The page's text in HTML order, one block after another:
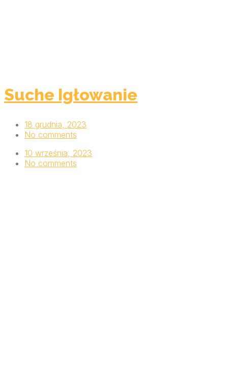
Suche Igłowanie
18 grudnia, 2023
No comments
10 września, 2023
No comments